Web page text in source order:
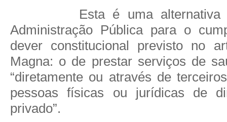
Esta é uma alternativa
Administração Pública para o
dever constitucional previsto no
Magna: o de prestar serviços de
“diretamente ou através de
pessoas físicas ou jurídicas de
privado”.